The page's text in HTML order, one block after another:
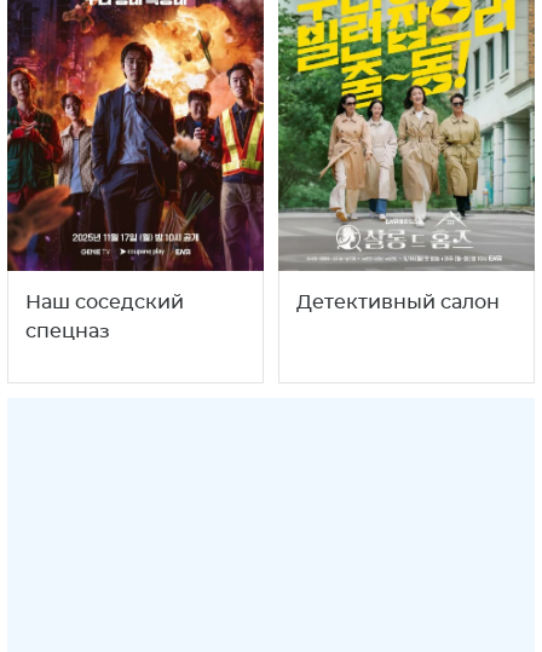
Наш соседский
спецназ
Детективный салон